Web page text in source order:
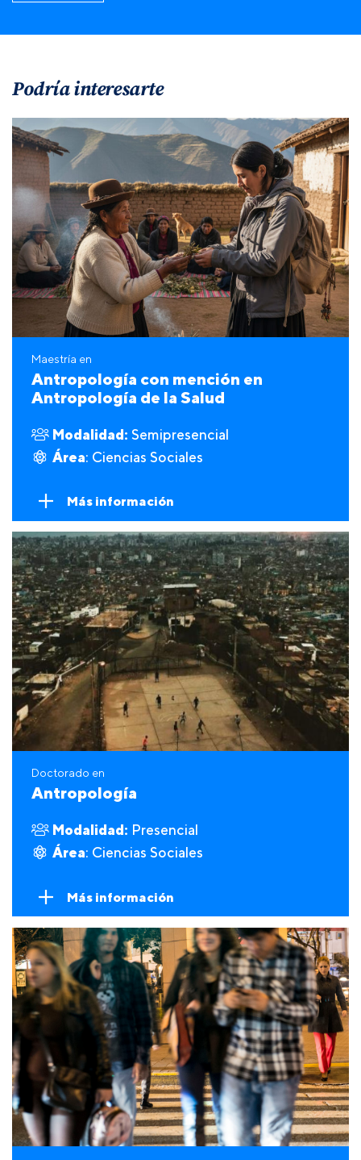
Podría interesarte
Maestría en
Antropología con mención en
Antropología de la Salud
Modalidad: Semipresencial
Área: Ciencias Sociales
Más información
Doctorado en
Antropología
Modalidad: Presencial
Área: Ciencias Sociales
Más información